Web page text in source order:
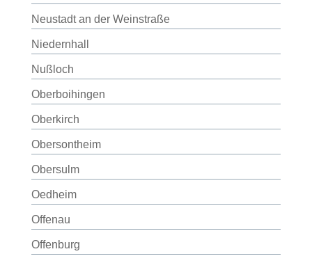
Neustadt an der Weinstraße
Niedernhall
Nußloch
Oberboihingen
Oberkirch
Obersontheim
Obersulm
Oedheim
Offenau
Offenburg